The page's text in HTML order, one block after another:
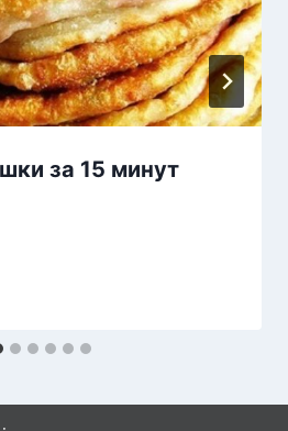
за 15 минут